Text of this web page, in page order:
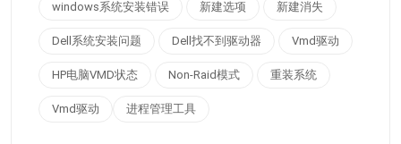
windows系统安装错误 新建选项 新建消失
Dell系统安装问题 Dell找不到驱动器 Vmd驱动
HP电脑VMD状态 Non-Raid模式 重装系统
Vmd驱动 进程管理工具